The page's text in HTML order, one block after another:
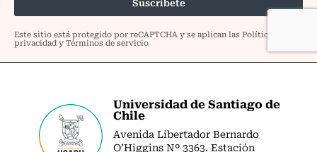
Universidad de Santiago de
Chile
Avenida Libertador Bernardo
O’Higgins Nº 3363. Estación